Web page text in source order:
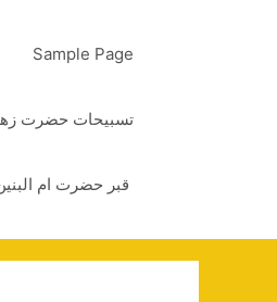
Sample Page
تسبیحات حضرت
قبر حضرت ام